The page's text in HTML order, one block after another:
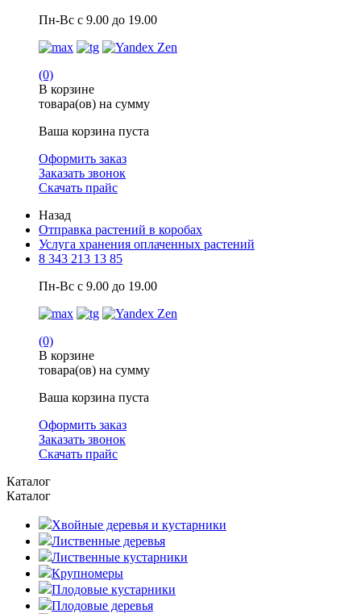
Пн-Вс с 9.00 до 19.00
(0)
В корзине
товара(ов) на сумму
Ваша корзина пуста
Оформить заказ
Заказать звонок
Скачать прайс
Назад
Отправка растений в коробах
Услуга хранения оплаченных растений
8 343 213 13 85
Пн-Вс с 9.00 до 19.00
(0)
В корзине
товара(ов) на сумму
Ваша корзина пуста
Оформить заказ
Заказать звонок
Скачать прайс
Каталог
Каталог
Хвойные деревья и кустарники
Лиственные деревья
Лиственные кустарники
Крупномеры
Плодовые кустарники
Плодовые деревья